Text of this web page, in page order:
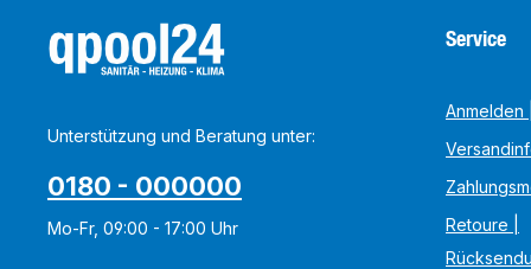
Unterstützung und Beratung unter:
0180 - 000000
Mo-Fr, 09:00 - 17:00 Uhr
Service
Anmelden
Retoure |